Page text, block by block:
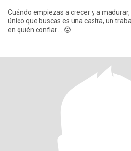
Cuándo empiezas a crecer y a
único que buscas es una casita, un
en quién confiar.....🤓